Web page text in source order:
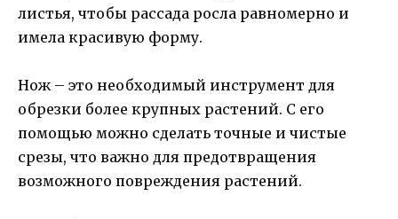
листья, чтобы рассада росла равномерно и
имела красивую форму.
Нож – это необходимый инструмент для
обрезки более крупных растений. С его
помощью можно сделать точные и чистые
срезы, что важно для предотвращения
возможного повреждения растений.